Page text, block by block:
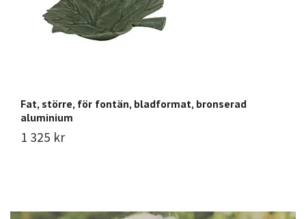
Fat, större, för fontän, bladformat, bronserad
aluminium
1 325 kr